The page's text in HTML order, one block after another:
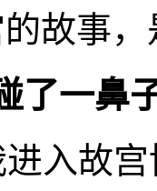
故事
了一鼻
故宫